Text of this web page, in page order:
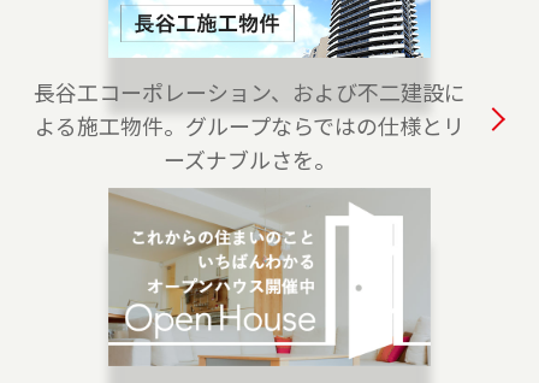
2023-04-01
白金高輪センターをオープンしました。港区・
渋谷区・目黒区でお住まいのご売却、 ご購入を
ご検討の方は、是非ご相談ください。 フリーダ
イアル（0120-875-170）よりお気軽にどうぞ！
2023-04-01
練馬店をオープンしました。練馬区、西東京
市・東久留米市・清瀬市（一部）でお住まいの
ご売却、 ご購入をご検討の方は、是非ご相談く
ださい。 フリーダイアル（0120-228-875）より
お気軽にどうぞ！
長谷工コーポレーション、および不二建設に
よる施工物件。グループならではの仕様とリ
ーズナブルさを。